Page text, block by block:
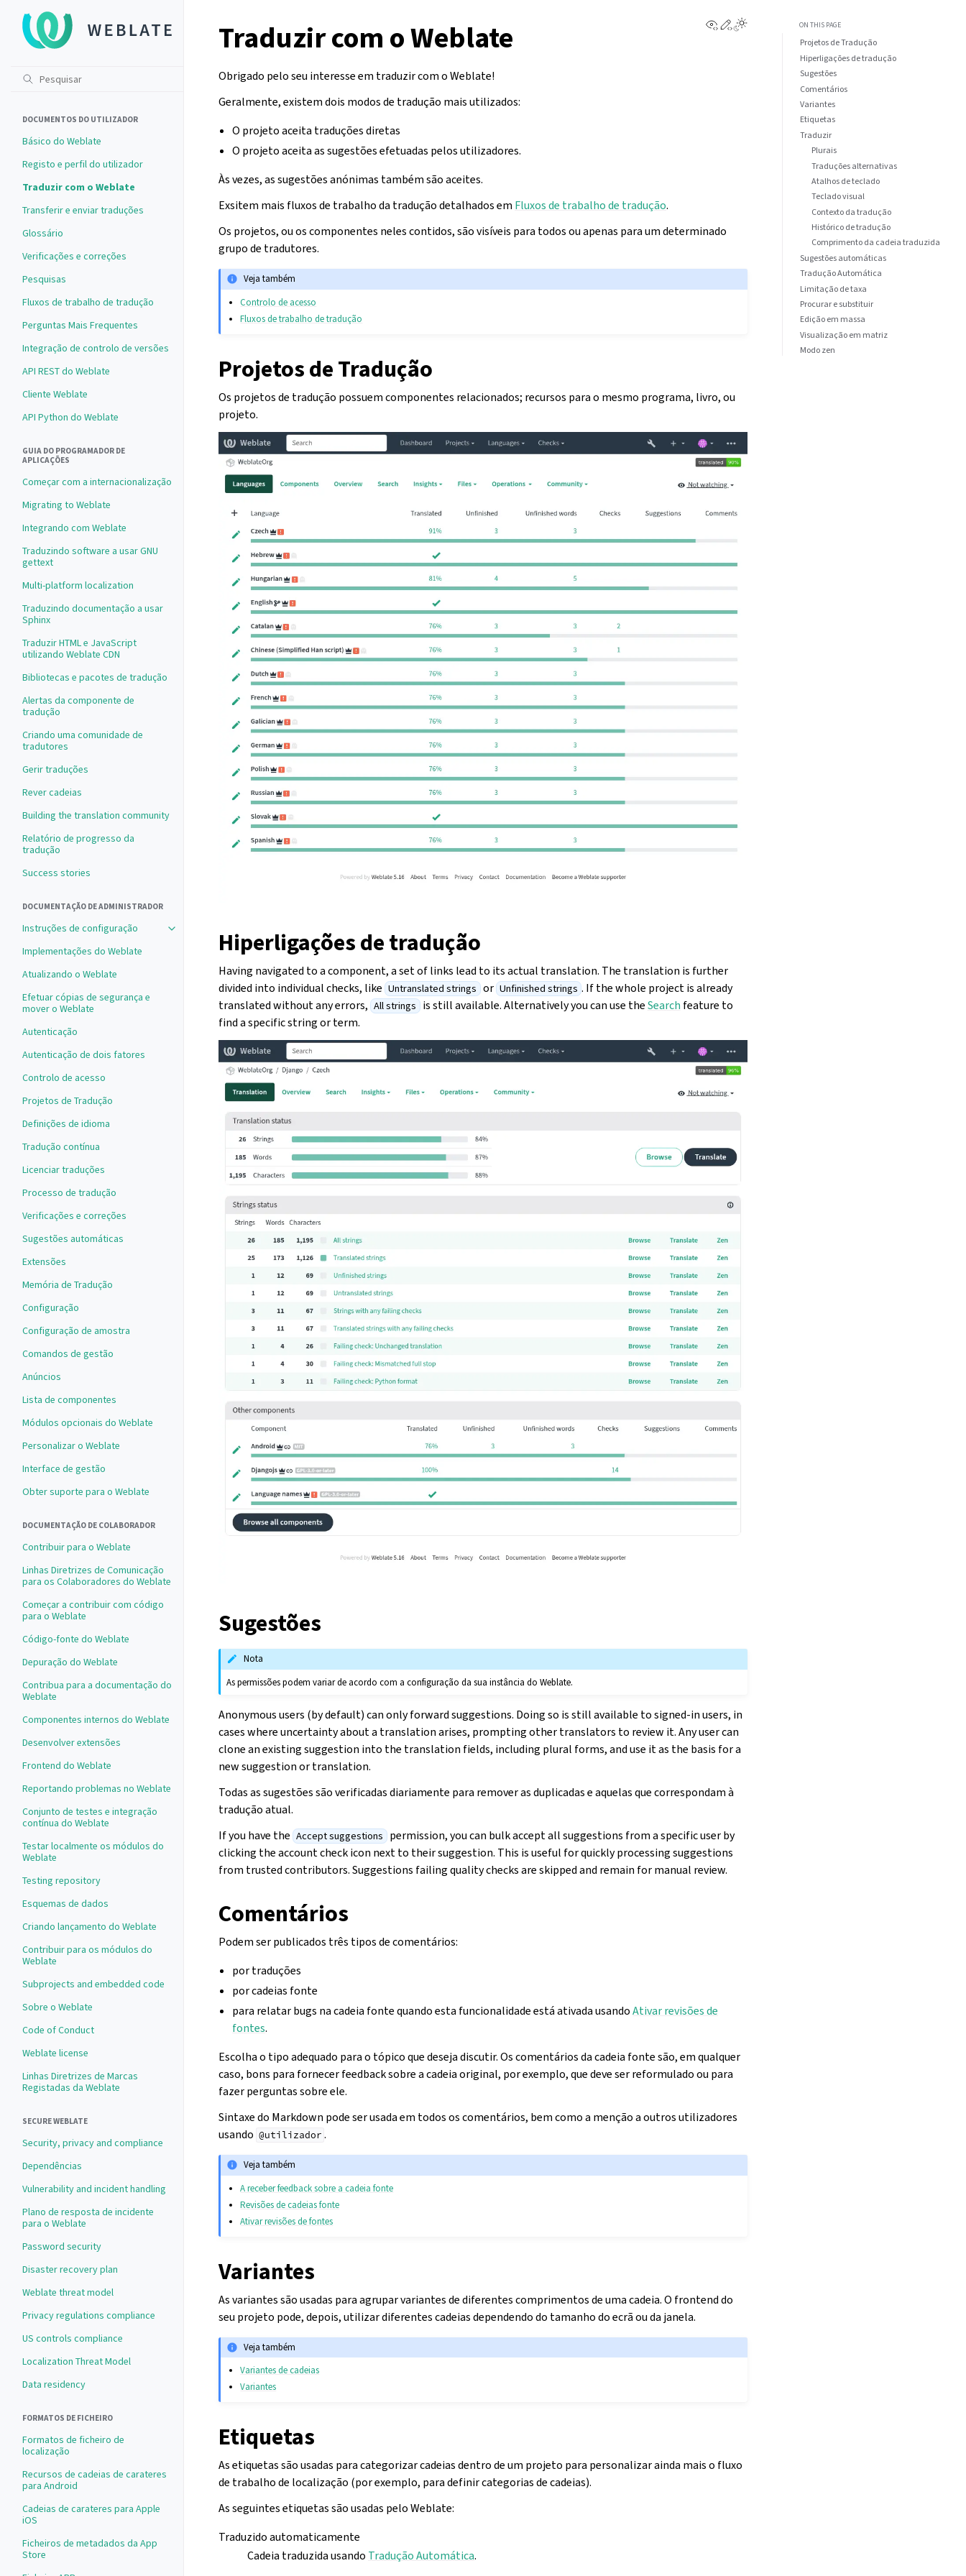
DOCUMENTOS DO UTILIZADOR
Básico do Weblate
Registo e perfil do utilizador
Traduzir com o Weblate
Transferir e enviar traduções
Glossário
Verificações e correções
Pesquisas
Fluxos de trabalho de tradução
Perguntas Mais Frequentes
Integração de controlo de versões
API REST do Weblate
Cliente Weblate
API Python do Weblate
GUIA DO PROGRAMADOR DE
APLICAÇÕES
Começar com a internacionalização
Migrating to Weblate
Integrando com Weblate
Traduzindo software a usar GNU
gettext
Multi-platform localization
Traduzindo documentação a usar
Sphinx
Traduzir HTML e JavaScript
utilizando Weblate CDN
Bibliotecas e pacotes de tradução
Alertas da componente de
tradução
Criando uma comunidade de
tradutores
Gerir traduções
Rever cadeias
Building the translation community
Relatório de progresso da
tradução
Success stories
DOCUMENTAÇÃO DE ADMINISTRADOR
Instruções de configuração
Implementações do Weblate
Atualizando o Weblate
Efetuar cópias de segurança e
mover o Weblate
Autenticação
Autenticação de dois fatores
Controlo de acesso
Projetos de Tradução
Definições de idioma
Tradução contínua
Licenciar traduções
Processo de tradução
Verificações e correções
Sugestões automáticas
Extensões
Memória de Tradução
Configuração
Configuração de amostra
Comandos de gestão
Anúncios
Lista de componentes
Módulos opcionais do Weblate
Personalizar o Weblate
Interface de gestão
Obter suporte para o Weblate
DOCUMENTAÇÃO DE COLABORADOR
Contribuir para o Weblate
Linhas Diretrizes de Comunicação
para os Colaboradores do Weblate
Começar a contribuir com código
para o Weblate
Código-fonte do Weblate
Depuração do Weblate
Contribua para a documentação do
Weblate
Componentes internos do Weblate
Desenvolver extensões
Frontend do Weblate
Reportando problemas no Weblate
Conjunto de testes e integração
contínua do Weblate
Testar localmente os módulos do
Weblate
Testing repository
Esquemas de dados
Criando lançamento do Weblate
Contribuir para os módulos do
Weblate
Subprojects and embedded code
Sobre o Weblate
Code of Conduct
Weblate license
Linhas Diretrizes de Marcas
Registadas da Weblate
SECURE WEBLATE
Security, privacy and compliance
Dependências
Vulnerability and incident handling
Plano de resposta de incidente
para o Weblate
Password security
Disaster recovery plan
Weblate threat model
Privacy regulations compliance
US controls compliance
Localization Threat Model
Data residency
FORMATOS DE FICHEIRO
Formatos de ficheiro de
localização
Recursos de cadeias de carateres
para Android
Cadeias de carateres para Apple
iOS
Ficheiros de metadados da App
Store
View this page
Edit this page
Traduzir com o Weblate
Obrigado pelo seu interesse em traduzir com o Weblate!
Geralmente, existem dois modos de tradução mais utilizados:
O projeto aceita traduções diretas
O projeto aceita as sugestões efetuadas pelos utilizadores.
Às vezes, as sugestões anónimas também são aceites.
Exsitem mais fluxos de trabalho da tradução detalhados em Fluxos de trabalho de tradução.
Os projetos, ou os componentes neles contidos, são visíveis para todos ou apenas para um determinado
grupo de tradutores.
Veja também
Controlo de acesso
Fluxos de trabalho de tradução
Projetos de Tradução
Os projetos de tradução possuem componentes relacionados; recursos para o mesmo programa, livro, ou
projeto.
Hiperligações de tradução
Having navigated to a component, a set of links lead to its actual translation. The translation is further
divided into individual checks, like Untranslated strings or Unfinished strings . If the whole project is already
translated without any errors, All strings is still available. Alternatively you can use theSearch feature to
find a specific string or term.
Sugestões
Nota
As permissões podem variar de acordo com a configuração da sua instância do Weblate.
Anonymous users (by default) can only forward suggestions. Doing so is still available to signed-in users, in
cases where uncertainty about a translation arises, prompting other translators to review it. Any user can
clone an existing suggestion into the translation fields, including plural forms, and use it as the basis for a
new suggestion or translation.
Todas as sugestões são verificadas diariamente para remover as duplicadas e aquelas que correspondam à
tradução atual.
If you have the Accept suggestions permission, you can bulk accept all suggestions from a specific user by
clicking the account check icon next to their suggestion. This is useful for quickly processing suggestions
from trusted contributors. Suggestions failing quality checks are skipped and remain for manual review.
Comentários
Podem ser publicados três tipos de comentários:
por traduções
por cadeias fonte
para relatar bugs na cadeia fonte quando esta funcionalidade está ativada usandoAtivar revisões de
fontes.
Escolha o tipo adequado para o tópico que deseja discutir. Os comentários da cadeia fonte são, em qualquer
caso, bons para fornecer feedback sobre a cadeia original, por exemplo, que deve ser reformulado ou para
fazer perguntas sobre ele.
Sintaxe do Markdown pode ser usada em todos os comentários, bem como a menção a outros utilizadores
usando @utilizador .
Veja também
A receber feedback sobre a cadeia fonte
Revisões de cadeias fonte
Ativar revisões de fontes
Variantes
As variantes são usadas para agrupar variantes de diferentes comprimentos de uma cadeia. O frontend do
seu projeto pode, depois, utilizar diferentes cadeias dependendo do tamanho do ecrã ou da janela.
Veja também
Variantes de cadeias
Variantes
Etiquetas
As etiquetas são usadas para categorizar cadeias dentro de um projeto para personalizar ainda mais o fluxo
de trabalho de localização (por exemplo, para definir categorias de cadeias).
As seguintes etiquetas são usadas pelo Weblate:
Traduzido automaticamente
Cadeia traduzida usando Tradução Automática.
ON THIS PAGE
Projetos de Tradução
Hiperligações de tradução
Sugestões
Comentários
Variantes
Etiquetas
Traduzir
Plurais
Traduções alternativas
Atalhos de teclado
Teclado visual
Contexto da tradução
Histórico de tradução
Comprimento da cadeia traduzida
Sugestões automáticas
Tradução Automática
Limitação de taxa
Procurar e substituir
Edição em massa
Visualização em matriz
Modo zen